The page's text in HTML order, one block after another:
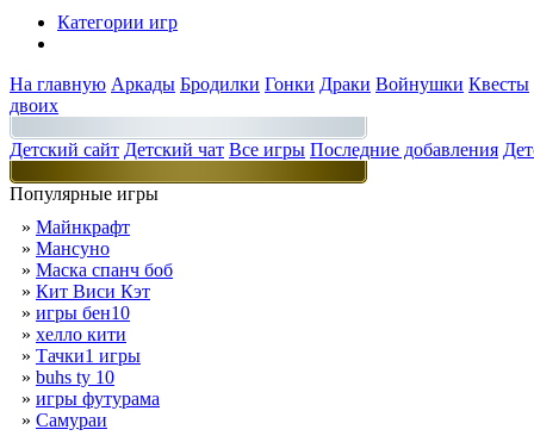
Категории игр
На главную Аркады Бродилки Гонки Драки Войнушки Квесты
двоих
Детский сайт Детский чат Все игры Последние добавления
Популярные игры
» Майнкрафт
» Мансуно
» Маска спанч боб
» Кит Виси Кэт
» игры бен10
» хелло кити
» Тачки1 игры
» buhs ty 10
» игры футурама
» Самураи